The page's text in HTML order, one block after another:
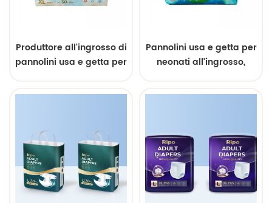
Produttore all'ingrosso di
pannolini usa e getta per
privato
Pannolini usa e getta per
neonati all'ingrosso,
cinese con marchio